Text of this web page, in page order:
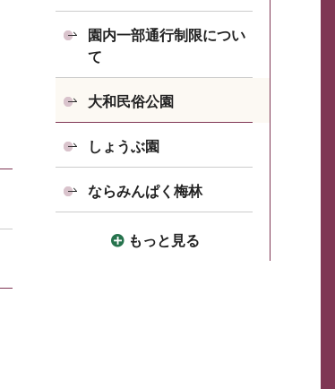
園内一部通行制限につい
て
大和民俗公園
しょうぶ園
ならみんぱく梅林
もっと見る